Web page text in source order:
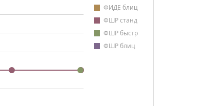
ФИДЕ блиц
ФШР станд
ФШР быстр
ФШР блиц